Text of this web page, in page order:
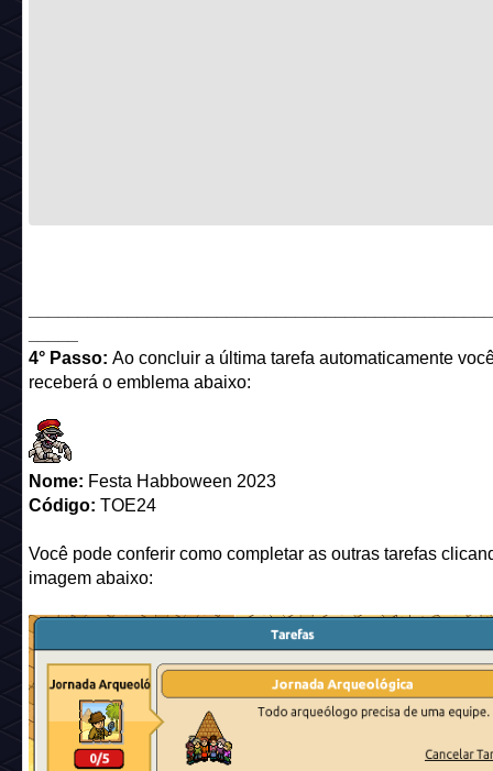
4° Passo: Ao concluir a última tarefa automaticamente
receberá o emblema abaixo:
Nome: Festa Habboween 2023
Código: TOE24
Você pode conferir como completar as outras tarefas
imagem abaixo: